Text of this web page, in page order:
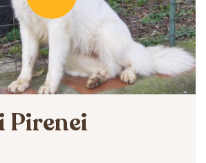
Pirenei